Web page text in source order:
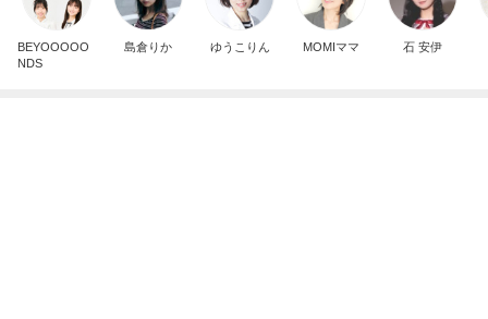
BEYOOOOO
NDS
島倉りか ゆうこりん MOMIママ 石 安伊